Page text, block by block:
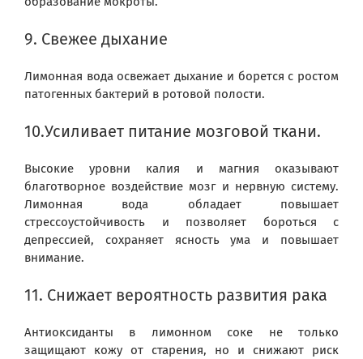
9. Свежее дыхание
Лимонная вода освежает дыхание и борется с ростом
патогенных бактерий в ротовой полости.
10.Усиливает питание мозговой ткани.
Высокие уровни калия и магния оказывают
благотворное воздействие мозг и нервную систему.
Лимонная вода обладает повышает
стрессоустойчивость и позволяет бороться с
депрессией, сохраняет ясность ума и повышает
внимание.
11. Снижает вероятность развития рака
Антиоксиданты в лимонном соке не только
защищают кожу от старения, но и снижают риск